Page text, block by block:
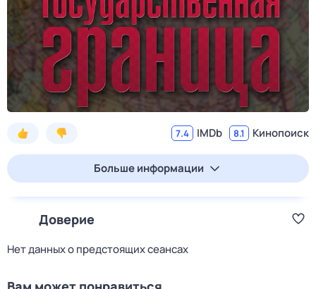
7.4 IMDb 8.1 Кинопоиск
Больше информации
Доверие
Нет данных о предстоящих сеансах